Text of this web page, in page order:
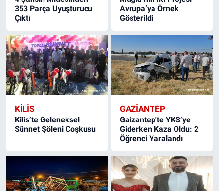
353 Parça Uyuşturucu
Çıktı
Avrupa’ya Örnek
Gösterildi
KILIS
Kilis’te Geleneksel
Sünnet Şöleni Coşkusu
GAZIANTEP
Gaizantep'te YKS’ye
Giderken Kaza Oldu: 2
Öğrenci Yaralandı